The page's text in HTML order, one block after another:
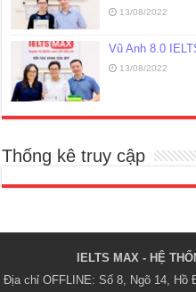
13/08/2022
Vũ Anh 8.0
13/08/2022
Thống kê truy cập
IELTS MAX - HỆ
Địa chỉ OFFLINE: Số 8, Ngõ 14, Hồ